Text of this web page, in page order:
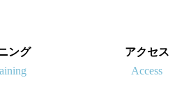
ング アクセス